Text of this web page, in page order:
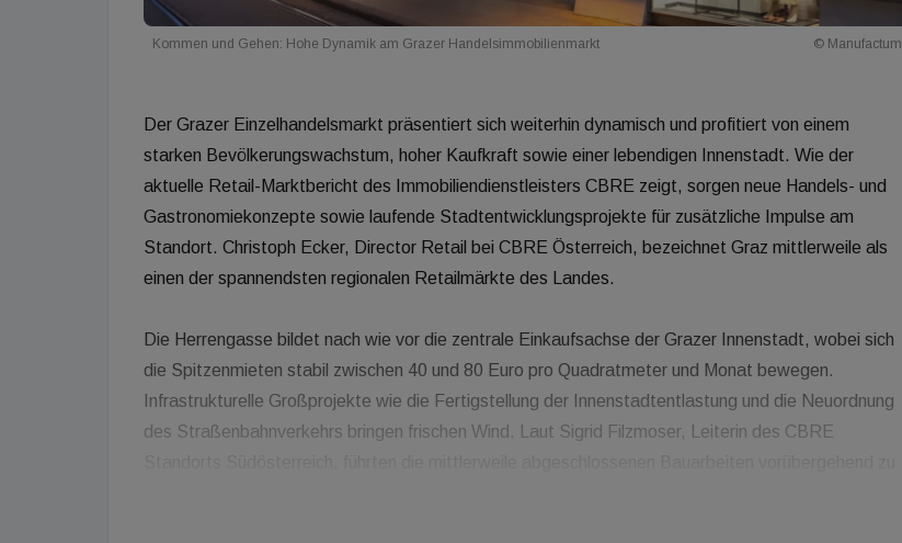
Kommen und Gehen: Hohe Dynamik am Grazer Handelsimmobilienmarkt © Manufactum
Der Grazer Einzelhandelsmarkt präsentiert sich weiterhin dynamisch und profitiert von einem
starken Bevölkerungswachstum, hoher Kaufkraft sowie einer lebendigen Innenstadt. Wie der
aktuelle Retail-Marktbericht des Immobiliendienstleisters CBRE zeigt, sorgen neue Handels- und
Gastronomiekonzepte sowie laufende Stadtentwicklungsprojekte für zusätzliche Impulse am
Standort. Christoph Ecker, Director Retail bei CBRE Österreich, bezeichnet Graz mittlerweile als
einen der spannendsten regionalen Retailmärkte des Landes.
Die Herrengasse bildet nach wie vor die zentrale Einkaufsachse der Grazer Innenstadt, wobei sich
die Spitzenmieten stabil zwischen 40 und 80 Euro pro Quadratmeter und Monat bewegen.
Infrastrukturelle Großprojekte wie die Fertigstellung der Innenstadtentlastung und die Neuordnung
des Straßenbahnverkehrs bringen frischen Wind. Laut Sigrid Filzmoser, Leiterin des CBRE